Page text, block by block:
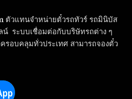
ตัวแทนจำหน่ายตั๋วรถทัวร์ รถมินิบัส
น์ ระบบเชื่อมต่อกับบริษัทรถต่าง ๆ
รอบคลุมทั่วประเทศ สามารถจองตั๋ว